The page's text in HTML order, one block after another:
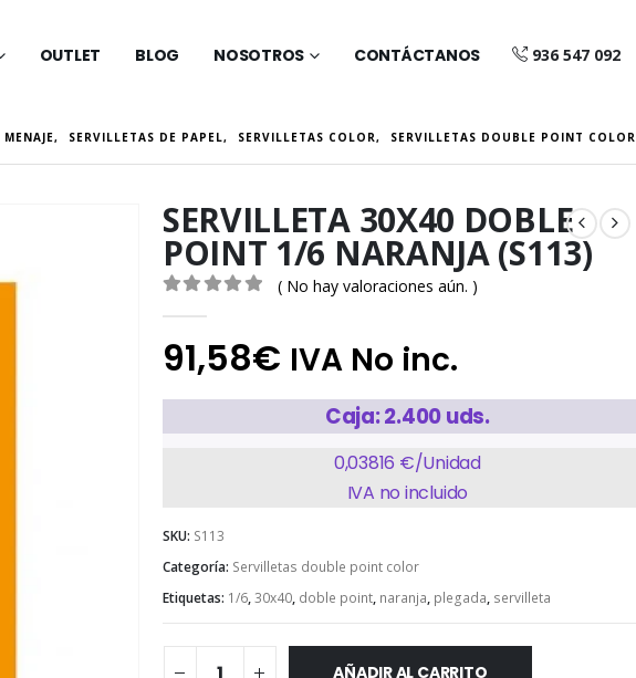
OUTLET BLOG NOSOTROS CONTÁCTANOS 936 547 092
, SERVILLETAS DE PAPEL, SERVILLETAS COLOR, SERVILLETAS DOUBLE POINT COLOR
SERVILLETA 30X40 DOBLE
POINT 1/6 NARANJA (S113)
( No hay valoraciones aún. )
91,58€ IVA No inc.
Caja: 2.400 uds.
0,03816 €/Unidad
IVA no incluido
SKU: S113
Categoría: Servilletas double point color
Etiquetas: 1/6,30x40, doble point, naranja, plegada, servilleta
AÑADIR AL CARRITO